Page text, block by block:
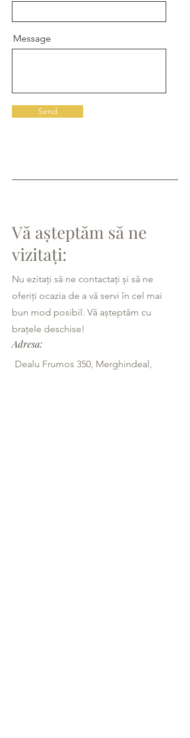
Message
Send
Vă așteptăm să ne
vizitați:
Nu ezitați să ne contactați și să ne
oferiți ocazia de a vă servi în cel mai
bun mod posibil. Vă așteptăm cu
brațele deschise!
Adresa:
Dealu Frumos 350, Merghindeal,